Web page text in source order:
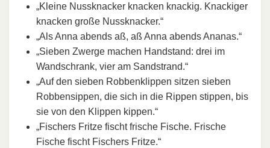
„Kleine Nussknacker knacken knackig. Knackiger
knacken große Nussknacker.“
„Als Anna abends aß, aß Anna abends Ananas.“
„Sieben Zwerge machen Handstand: drei im
Wandschrank, vier am Sandstrand.“
„Auf den sieben Robbenklippen sitzen sieben
Robbensippen, die sich in die Rippen stippen, bis
sie von den Klippen kippen.“
„Fischers Fritze fischt frische Fische. Frische
Fische fischt Fischers Fritze.“